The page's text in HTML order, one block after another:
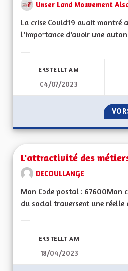
Unser Land Mouvement
La crise Covid19 avait montré
l’importance d’avoir une
ERSTELLT AM
04/07/2023
L'attractivité des
DECOULLANGE
Mon Code postal : 67600Mon
du social traversent une réelle
ERSTELLT AM
18/04/2023